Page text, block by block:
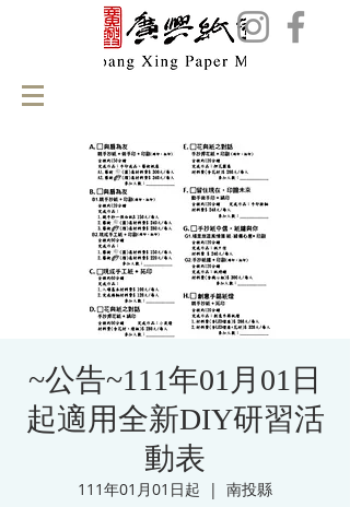
~公告~111年01月01日
起適用全新DIY研習活
動表
111年01月01日起
  |
南投縣